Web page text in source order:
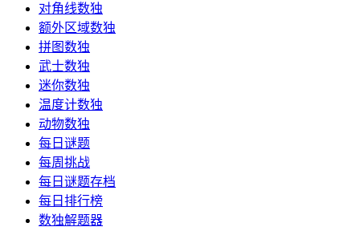
对角线数独
额外区域数独
拼图数独
武士数独
迷你数独
温度计数独
动物数独
每日谜题
每周挑战
每日谜题存档
每日排行榜
数独解题器